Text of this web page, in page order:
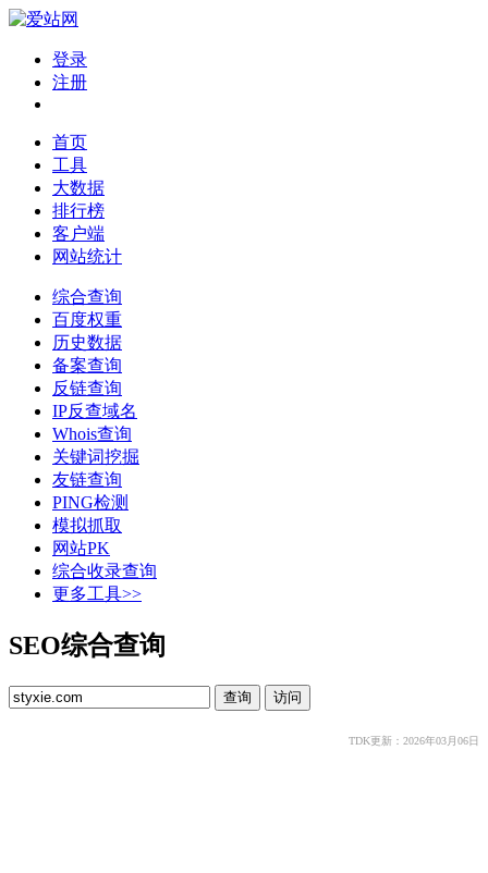
登录
注册
首页
工具
大数据
排行榜
客户端
网站统计
综合查询
百度权重
历史数据
备案查询
反链查询
IP反查域名
Whois查询
关键词挖掘
友链查询
PING检测
模拟抓取
网站PK
综合收录查询
更多工具>>
SEO综合查询
TDK更新：2026年03月06日